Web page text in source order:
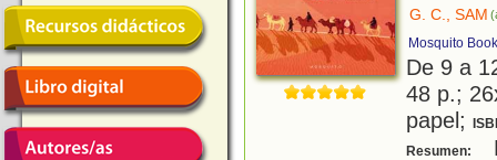
G. C., SAM
Mosquito
De 9 a
48 p.;
papel;
Resumen: